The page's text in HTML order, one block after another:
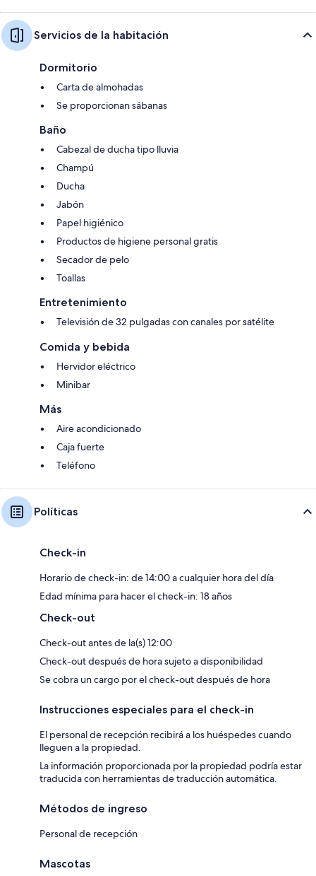
Servicios de la habitación
Dormitorio
Carta de almohadas
Se proporcionan sábanas
Baño
Cabezal de ducha tipo lluvia
Champú
Ducha
Jabón
Papel higiénico
Productos de higiene personal gratis
Secador de pelo
Toallas
Entretenimiento
Televisión de 32 pulgadas con canales por satélite
Comida y bebida
Hervidor eléctrico
Minibar
Más
Aire acondicionado
Caja fuerte
Teléfono
Políticas
Check-in
Horario de check-in: de 14:00 a cualquier hora del día
Edad mínima para hacer el check-in: 18 años
Check-out
Check-out antes de la(s) 12:00
Check-out después de hora sujeto a disponibilidad
Se cobra un cargo por el check-out después de hora
Instrucciones especiales para el check-in
El personal de recepción recibirá a los huéspedes cuando
lleguen a la propiedad.
La información proporcionada por la propiedad podría estar
traducida con herramientas de traducción automática.
Métodos de ingreso
Personal de recepción
Mascotas